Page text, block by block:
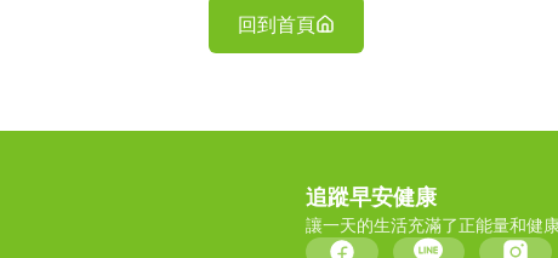
回到首頁
追蹤早安健康
讓一天的生活充滿了正能量和健